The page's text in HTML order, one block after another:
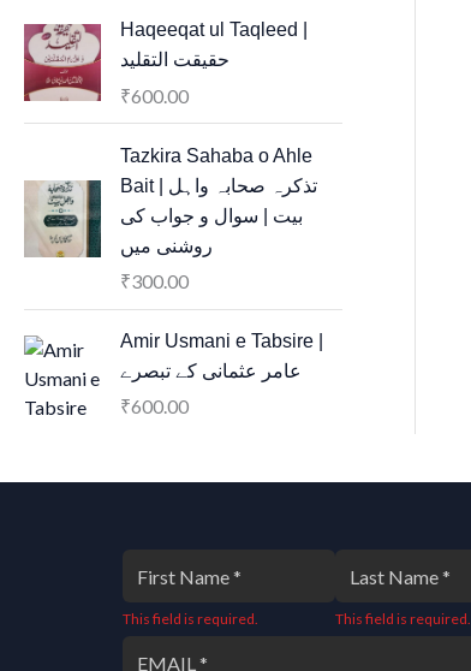
Haqeeqat ul Taqleed |
حقیقت التقلید
₹600.00
Tazkira Sahaba o Ahle
Bait | تذکرہ صحابہ واہل
بیت | سوال و جواب کی
روشنی میں
₹300.00
Amir Usmani e Tabsire |
عامر عثمانی کے تبصرے
₹600.00
This field is required. This field is required.